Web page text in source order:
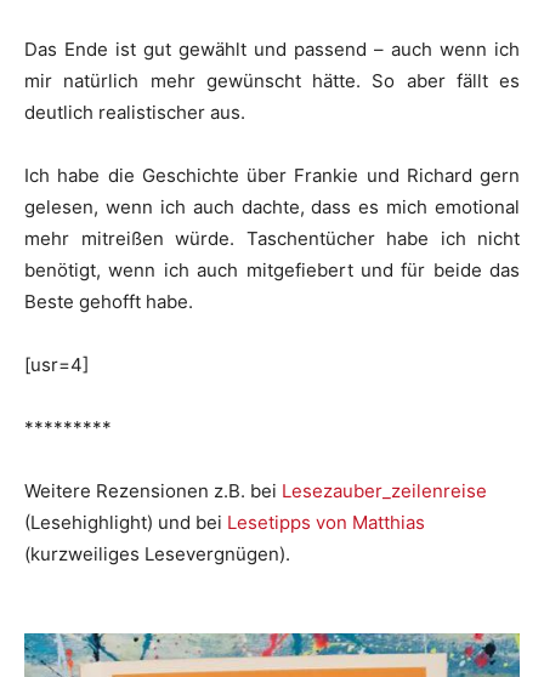
Das Ende ist gut gewählt und passend – auch wenn ich
mir natürlich mehr gewünscht hätte. So aber fällt es
deutlich realistischer aus.
Ich habe die Geschichte über Frankie und Richard gern
gelesen, wenn ich auch dachte, dass es mich emotional
mehr mitreißen würde. Taschentücher habe ich nicht
benötigt, wenn ich auch mitgefiebert und für beide das
Beste gehofft habe.
[usr=4]
*********
Weitere Rezensionen z.B. bei Lesezauber_zeilenreise
(Lesehighlight) und bei Lesetipps von Matthias
(kurzweiliges Lesevergnügen).